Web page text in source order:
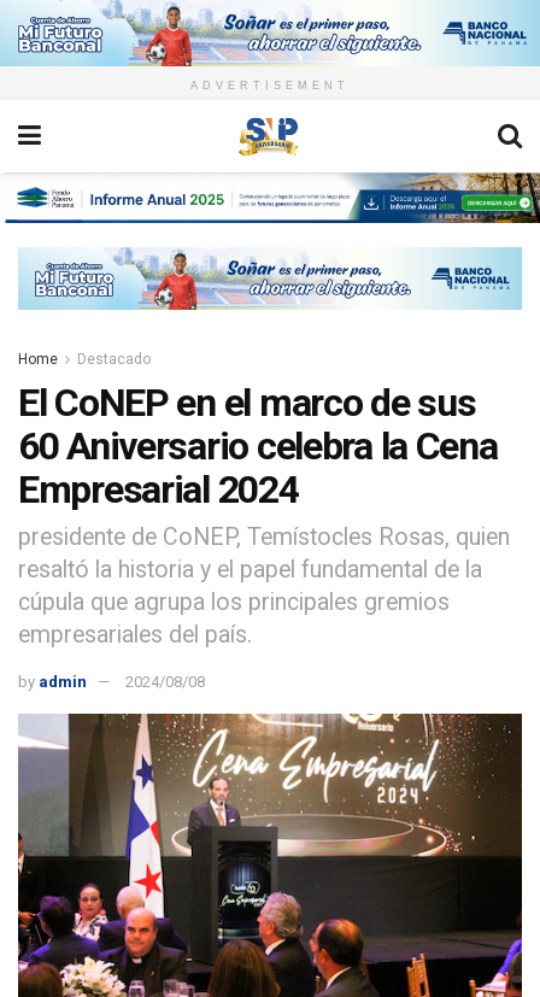
ADVERTISEMENT
Home Destacado
El CoNEP en el marco de sus
60 Aniversario celebra la Cena
Empresarial 2024
presidente de CoNEP, Temístocles Rosas, quien
resaltó la historia y el papel fundamental de la
cúpula que agrupa los principales gremios
empresariales del país.
by admin 2024/08/08